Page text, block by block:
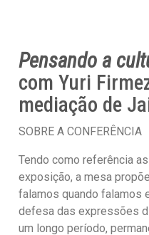
Pensando a
com Yuri
mediação de
SOBRE A CONFERÊNCIA
Tendo como referência
exposição, a mesa
falamos quando falamos
defesa das expressões
um longo período,